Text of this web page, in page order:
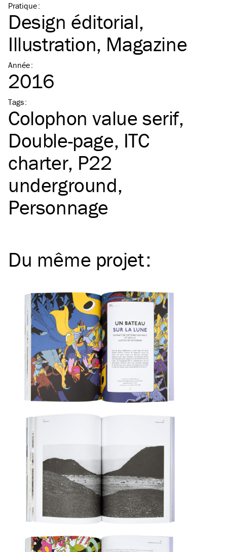
Pratique:
Design éditorial
Illustration Magazine
Année:
2016
Tags:
Colophon value serif
Double-page ITC
charter P22
underground
Personnage
Du même projet: